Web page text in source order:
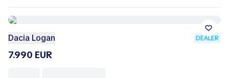
Dacia Logan DEALER
7.990 EUR